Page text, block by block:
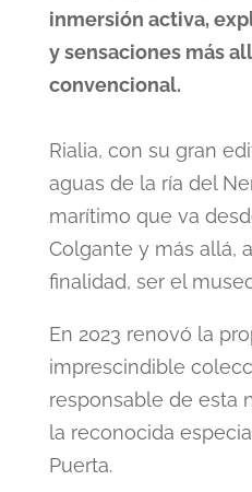
inmersión activa,
y sensaciones más
convencional.
Rialia, con su gran
aguas de la ría del
marítimo que va
Colgante y más allá,
finalidad, ser el
En 2023 renovó la
imprescindible
responsable de esta
la reconocida
Puerta.